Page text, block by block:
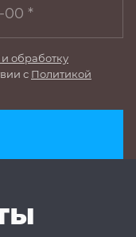
обработку
с Политикой